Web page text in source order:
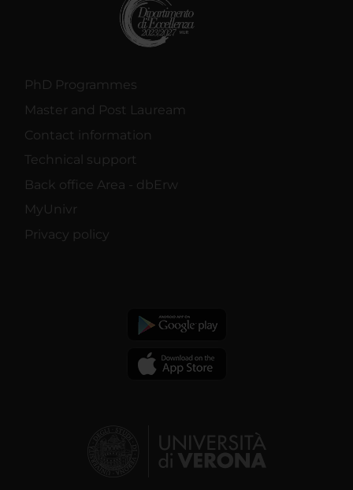
PhD Programmes
Master and Post Lauream
Contact information
Technical support
Back office Area - dbErw
MyUnivr
Privacy policy